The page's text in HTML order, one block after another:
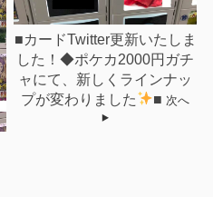
■カードTwitter更新いたしま
した！◆ポケカ2000円ガチ
ャにて、新しくラインナッ
プが変わりました
■ 次へ